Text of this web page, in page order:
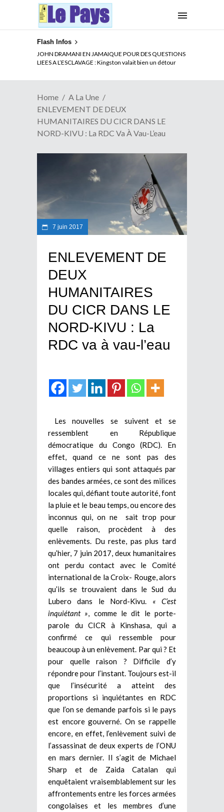
Flash Infos
JOHN DRAMANI EN JAMAIQUE POUR DES QUESTIONS
LIEES A L’ESCLAVAGE : Kingston valait bien un détour
ELECTION DE TALON A LA TETE DU SENAT BENINOIS :
Quand Patrice quitte le pouvoir sans partir !
Home
A La Une
ENLEVEMENT DE DEUX
HUMANITAIRES DU CICR DANS LE
NORD-KIVU : La RDC Va À Vau-L’eau
7 juin 2017
ENLEVEMENT DE
DEUX
HUMANITAIRES
DU CICR DANS LE
NORD-KIVU : La
RDC va à vau-l’eau
Les nouvelles se suivent et se
ressemblent en République
démocratique du Congo (RDC). En
effet, quand ce ne sont pas des
villages entiers qui sont attaqués par
des bandes armées, ce sont des milices
locales qui, défiant toute autorité, font
la pluie et le beau temps, ou encore des
inconnus qui, on ne sait trop pour
quelle raison, procèdent à des
enlèvements. Du reste, pas plus tard
qu’hier, 7 juin 2017, deux humanitaires
ont perdu contact avec le Comité
international de la Croix- Rouge, alors
qu’ils se trouvaient dans le Sud du
Lubero dans le Nord-Kivu. « C’est
inquiétant », comme le dit le porte-
parole du CICR à Kinshasa, qui a
confirmé ce qui ressemble pour
beaucoup à un enlèvement. Par qui ? Et
pour quelle raison ? Difficile d’y
répondre pour l’instant. Toujours est-il
que l’insécurité a atteint des
proportions si inquiétantes en RDC
que l’on se demande parfois si le pays
est encore gouverné. On se rappelle
encore, en effet, l’enlèvement suivi de
l’assassinat de deux experts de l’ONU
en mars dernier. Il s’agit de Michael
Sharp et de Zaida Catalan qui
enquêtaient vraisemblablement sur les
affrontements entre les forces armées
congolaises et les membres d’une